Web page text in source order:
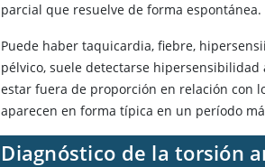
parcial que resuelve de forma
Puede haber taquicardia, fiebre,
pélvico, suele detectarse
estar fuera de proporción en relación con
aparecen en forma típica en un período
Diagnóstico de la torsión